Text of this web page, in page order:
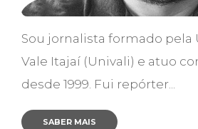
Sou jornalista formado pela
Vale Itajaí (Univali) e atuo
desde 1999. Fui repórter...
SABER MAIS